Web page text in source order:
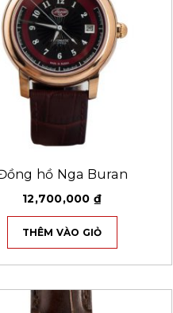
hồ Nga Buran
12,700,000 ₫
THÊM VÀO GIỎ